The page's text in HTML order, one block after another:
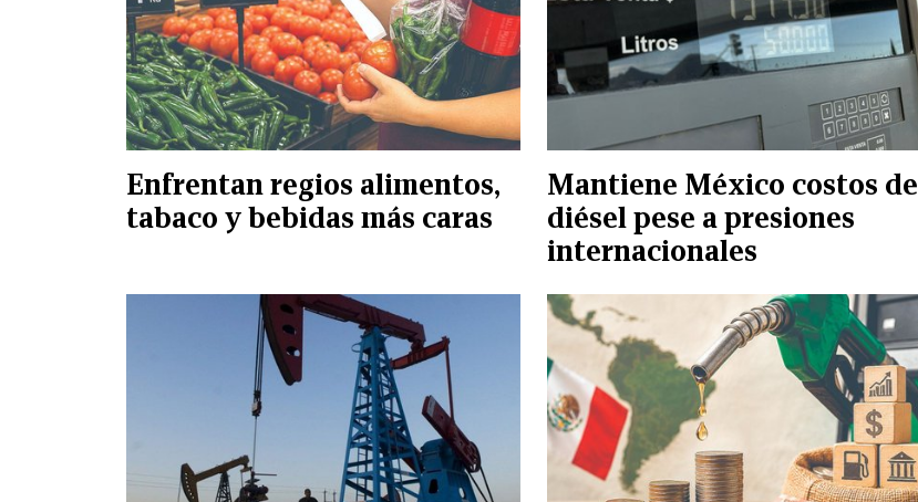
Enfrentan regios alimentos,
tabaco y bebidas más caras
Mantiene México costos de
diésel pese a presiones
internacionales